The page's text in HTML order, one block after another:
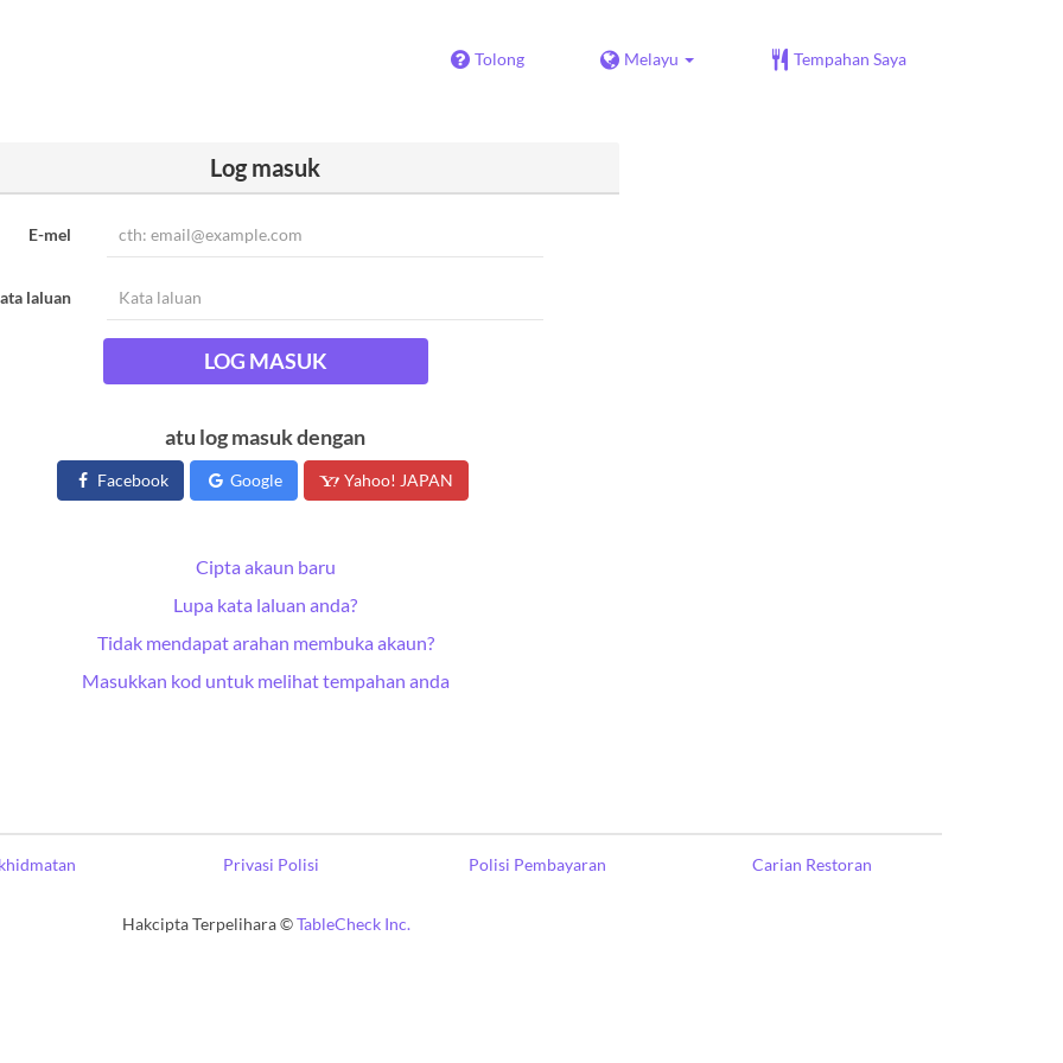
Tolong Melayu Tempahan Saya
Log masuk
E-mel
laluan
LOG MASUK
atu log masuk dengan
Facebook Google Yahoo! JAPAN
Cipta akaun baru
Lupa kata laluan anda?
Tidak mendapat arahan membuka akaun?
Masukkan kod untuk melihat tempahan anda
Privasi Polisi Polisi Pembayaran Carian Restoran
Hakcipta Terpelihara ©TableCheck Inc.